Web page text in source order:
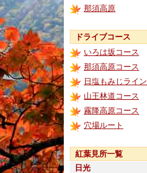
那須高原
ドライブコース
いろは坂コース
那須高原コース
日塩もみじライン
山王林道コース
霧降高原コース
穴場ルート
紅葉見所一覧
日光